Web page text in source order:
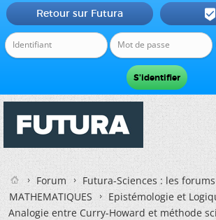
Retour sur Futura 
Forum
Futura-Sciences : les
MATHEMATIQUES
Epistémologie et
Analogie entre Curry-Howard et méthode